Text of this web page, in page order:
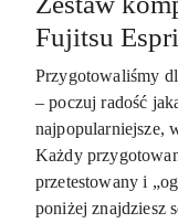
Fujitsu
Przygotowaliśmy
– poczuj radość
najpopularniejsze,
Każdy
przetestowany i
poniżej znajdziesz